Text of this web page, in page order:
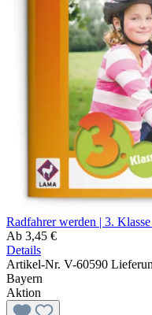
Radfahrer werden | 3.
Ab 3,45 €
Details
Artikel-Nr. V-60590
Bayern
Aktion